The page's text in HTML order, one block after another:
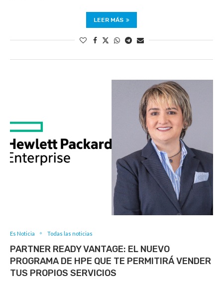
LEER MÁS
Es Noticia Todas las noticias
PARTNER READY VANTAGE: EL NUEVO
PROGRAMA DE HPE QUE TE PERMITIRÁ VENDER
TUS PROPIOS SERVICIOS